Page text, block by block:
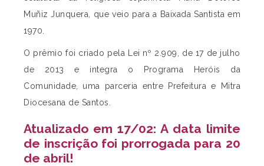
Muñiz Junquera, que veio para a Baixada Santista em
1970.
O prêmio foi criado pela Lei nº 2.909, de 17 de julho
de 2013 e integra o Programa Heróis da
Comunidade, uma parceria entre Prefeitura e Mitra
Diocesana de Santos.
Atualizado em 17/02: A data limite
de inscrição foi prorrogada para 20
de abril!